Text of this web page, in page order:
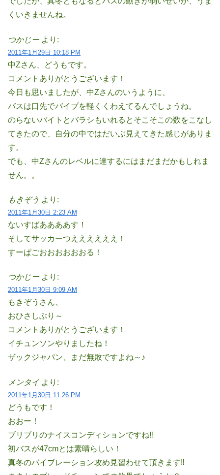
くいきませんね。
つかじー より:
2011年1月29日 10:18 PM
中Zさん、どうもです。
コメントありがとうございます！
今日も思いましたが、中Zさんのいうように、
バスは口先でバイブを軽くくわえてるんでしょうね。
のらないバイトとバラシもいれるとそこそこの数をこなし
てきたので、自分の中ではだいぶ見えてきた感じがありま
す。
でも、中Zさんのレベルに達するにはまだまだかもしれま
せん。。
もきぞう より:
2011年1月30日 2:23 AM
ないすばああああす！
そしてサッカーつええええええ！
すーぱごおおおおおおる！
つかじー より:
2011年1月30日 9:09 AM
もきぞうさん、
おひさしぶり～
コメントありがとうございます！
イチュンソンやりましたね！
ザックジャパン、まだ無敗ですよね～♪
メンタイ より:
2011年1月30日 11:26 PM
どうもです！
おおー！
ブリブリのナイスコンディションですね‼
初バスが47cmとは素晴らしい！
真冬のバイブレーション攻め見習わせて頂きます‼